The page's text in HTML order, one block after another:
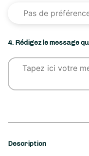
4. Rédigez le message
Description